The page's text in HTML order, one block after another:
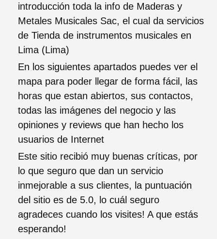
introducción toda la info de Maderas y
Metales Musicales Sac, el cual da servicios
de Tienda de instrumentos musicales en
Lima (Lima)
En los siguientes apartados puedes ver el
mapa para poder llegar de forma fácil, las
horas que estan abiertos, sus contactos,
todas las imágenes del negocio y las
opiniones y reviews que han hecho los
usuarios de Internet
Este sitio recibió muy buenas críticas, por
lo que seguro que dan un servicio
inmejorable a sus clientes, la puntuación
del sitio es de 5.0, lo cuál seguro
agradeces cuando los visites! A que estás
esperando!